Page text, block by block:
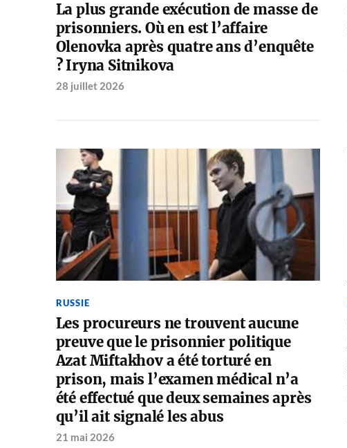
La plus grande exécution de masse de
prisonniers. Où en est l’affaire
Olenovka après quatre ans d’enquête
? Iryna Sitnikova
28 juillet 2026
RUSSIE
Les procureurs ne trouvent aucune
preuve que le prisonnier politique
Azat Miftakhov a été torturé en
prison, mais l’examen médical n’a
été effectué que deux semaines après
qu’il ait signalé les abus
21 mai 2026